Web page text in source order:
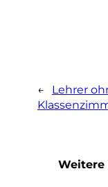
←
Lehrer
Weitere